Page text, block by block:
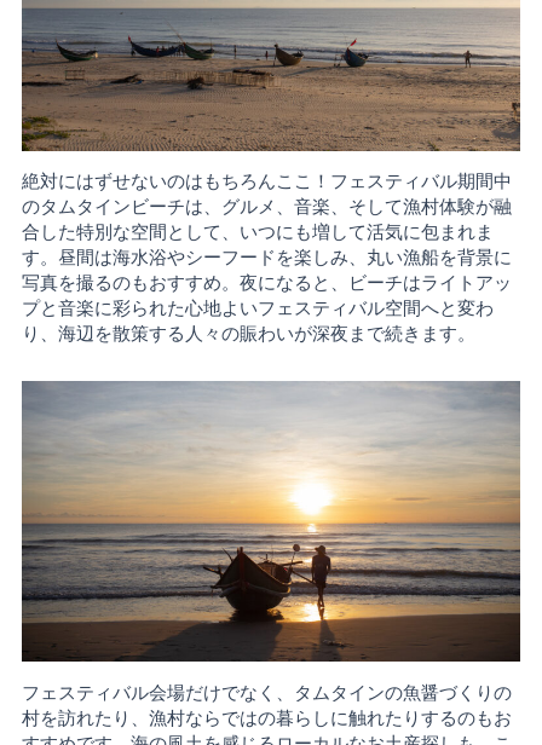
絶対にはずせないのはもちろんここ！フェスティバル期間中
のタムタインビーチは、グルメ、音楽、そして漁村体験が融
合した特別な空間として、いつにも増して活気に包まれま
す。昼間は海水浴やシーフードを楽しみ、丸い漁船を背景に
写真を撮るのもおすすめ。夜になると、ビーチはライトアッ
プと音楽に彩られた心地よいフェスティバル空間へと変わ
り、海辺を散策する人々の賑わいが深夜まで続きます。
フェスティバル会場だけでなく、タムタインの魚醤づくりの
村を訪れたり、漁村ならではの暮らしに触れたりするのもお